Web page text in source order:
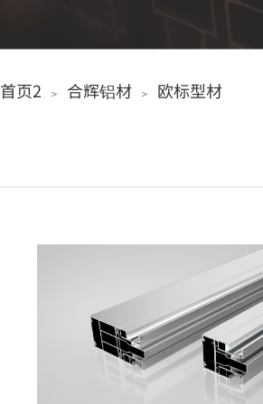
首页2 ＞ 合辉铝材 ＞ 欧标型材